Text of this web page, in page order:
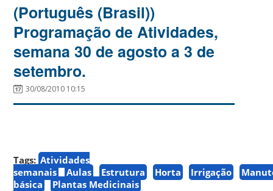
(Português (Brasil))
Programação de Atividades,
semana 30 de agosto a 3 de
setembro.
30/08/2010 10:15
Tags: Atividades
semanais
Aulas Estrutura Horta Irrigação
básica
Plantas Medicinais